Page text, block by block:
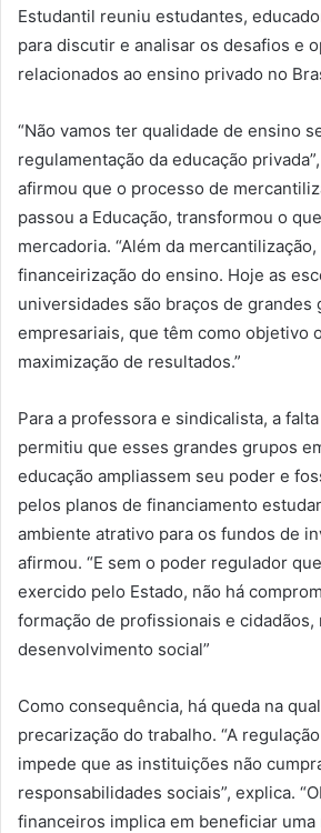
Estudantil reuniu estudantes,
para discutir e analisar os desafios e
relacionados ao ensino privado no
“Não vamos ter qualidade de ensino
regulamentação da educação
afirmou que o processo de
passou a Educação, transformou o
mercadoria. “Além da
financeirização do ensino. Hoje as
universidades são braços de grandes
empresariais, que têm como objetivo
maximização de resultados.”
Para a professora e sindicalista, a
permitiu que esses grandes grupos
educação ampliassem seu poder e
pelos planos de financiamento
ambiente atrativo para os fundos de
afirmou. “E sem o poder regulador
exercido pelo Estado, não há
formação de profissionais e cidadãos,
desenvolvimento social”
Como consequência, há queda na
precarização do trabalho. “A
impede que as instituições não
responsabilidades sociais”, explica.
financeiros implica em beneficiar uma